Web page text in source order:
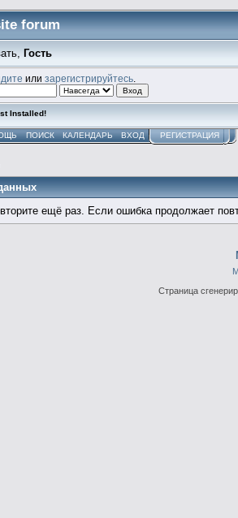
forum
Гость
илизарегистрируйтесь
Installed!
ПОИСК КАЛЕНДАРЬ ВХОД РЕГИСТРАЦИЯ
ещё раз. Если ошибка продолжает
Страница